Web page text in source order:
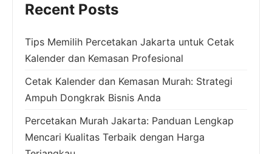
Recent Posts
Tips Memilih Percetakan Jakarta untuk Cetak
Kalender dan Kemasan Profesional
Cetak Kalender dan Kemasan Murah: Strategi
Ampuh Dongkrak Bisnis Anda
Percetakan Murah Jakarta: Panduan Lengkap
Mencari Kualitas Terbaik dengan Harga